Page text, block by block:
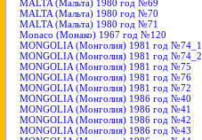
MALTA (Мальта) 1980 год №69
MALTA (Мальта) 1980 год №70
MALTA (Мальта) 1980 год №71
Monaco (Монако) 1967 год №120
MONGOLIA (Монголия) 1981 год №74_1
MONGOLIA (Монголия) 1981 год №74_2
MONGOLIA (Монголия) 1981 год №75
MONGOLIA (Монголия) 1981 год №76
MONGOLIA (Монголия) 1981 год №72
MONGOLIA (Монголия) 1986 год №40
MONGOLIA (Монголия) 1986 год №41
MONGOLIA (Монголия) 1986 год №42
MONGOLIA (Монголия) 1986 год №43